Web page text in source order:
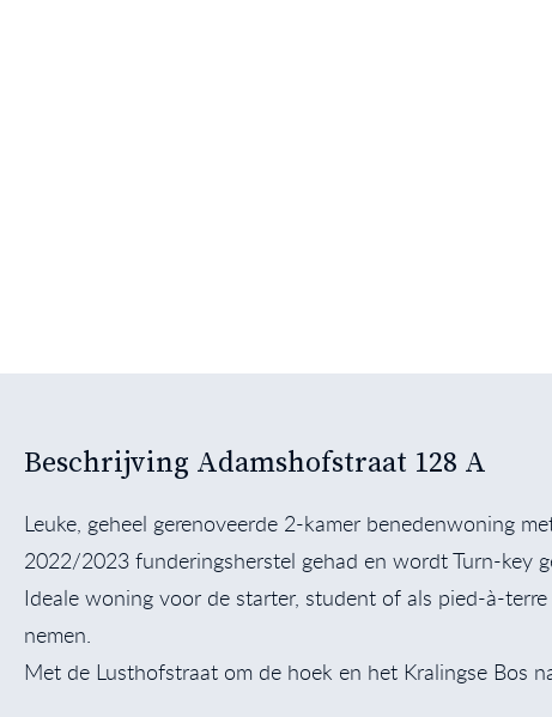
Beschrijving Adamshofstraat 128 A
Leuke, geheel gerenoveerde 2-kamer benedenwoning
2022/2023 funderingsherstel gehad en wordt Turn-key
Ideale woning voor de starter, student of als pied-à-
nemen.
Met de Lusthofstraat om de hoek en het Kralingse Bos